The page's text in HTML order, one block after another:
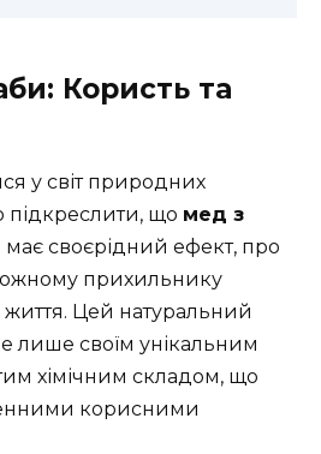
Користь та
у світ природних
підкреслити, що мед з
має своєрідний ефект, про
прихильнику
Цей натуральний
лише своїм унікальним
хімічним складом, що
корисними